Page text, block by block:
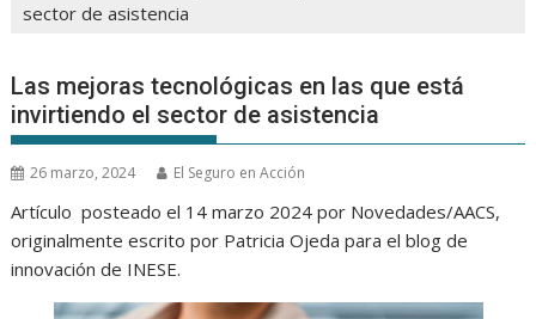
sector de asistencia
Las mejoras tecnológicas en las que está
invirtiendo el sector de asistencia
26 marzo, 2024 El Seguro en Acción
Artículo posteado el 14 marzo 2024 por Novedades/AACS,
originalmente escrito por Patricia Ojeda para el blog de
innovación de INESE.